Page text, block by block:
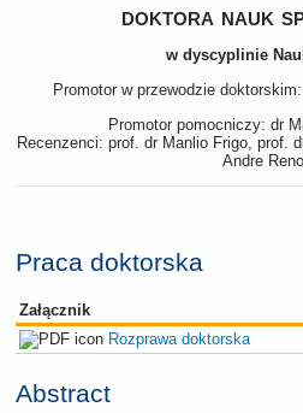
doktora nauk
w dyscyplinie
Promotor w przewodzie
Promotor pomocniczy: dr
Recenzenci: prof. dr Manlio Frigo, prof.
Andre
Praca doktorska
Załącznik
Rozprawa doktorska
Abstract